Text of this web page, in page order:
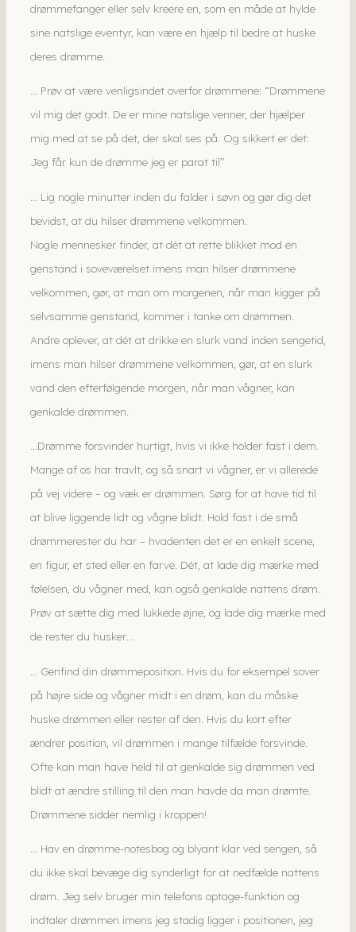
drømmefanger eller selv kreere en, som en måde at hylde
sine natslige eventyr, kan være en hjælp til bedre at huske
deres drømme.
… Prøv at være venligsindet overfor drømmene: “Drømmene
vil mig det godt. De er mine natslige venner, der hjælper
mig med at se på det, der skal ses på. Og sikkert er det:
Jeg får kun de drømme jeg er parat til”
… Lig nogle minutter inden du falder i søvn og gør dig det
bevidst, at du hilser drømmene velkommen.
Nogle mennesker finder, at dét at rette blikket mod en
genstand i soveværelset imens man hilser drømmene
velkommen, gør, at man om morgenen, når man kigger på
selvsamme genstand, kommer i tanke om drømmen.
Andre oplever, at dét at drikke en slurk vand inden sengetid,
imens man hilser drømmene velkommen, gør, at en slurk
vand den efterfølgende morgen, når man vågner, kan
genkalde drømmen.
…Drømme forsvinder hurtigt, hvis vi ikke holder fast i dem.
Mange af os har travlt, og så snart vi vågner, er vi allerede
på vej videre – og væk er drømmen. Sørg for at have tid til
at blive liggende lidt og vågne blidt. Hold fast i de små
drømmerester du har – hvadenten det er en enkelt scene,
en figur, et sted eller en farve. Dét, at lade dig mærke med
følelsen, du vågner med, kan også genkalde nattens drøm.
Prøv at sætte dig med lukkede øjne, og lade dig mærke med
de rester du husker…
… Genfind din drømmeposition. Hvis du for eksempel sover
på højre side og vågner midt i en drøm, kan du måske
huske drømmen eller rester af den. Hvis du kort efter
ændrer position, vil drømmen i mange tilfælde forsvinde.
Ofte kan man have held til at genkalde sig drømmen ved
blidt at ændre stilling til den man havde da man drømte.
Drømmene sidder nemlig i kroppen!
… Hav en drømme-notesbog og blyant klar ved sengen, så
du ikke skal bevæge dig synderligt for at nedfælde nattens
drøm. Jeg selv bruger min telefons optage-funktion og
indtaler drømmen imens jeg stadig ligger i positionen, jeg